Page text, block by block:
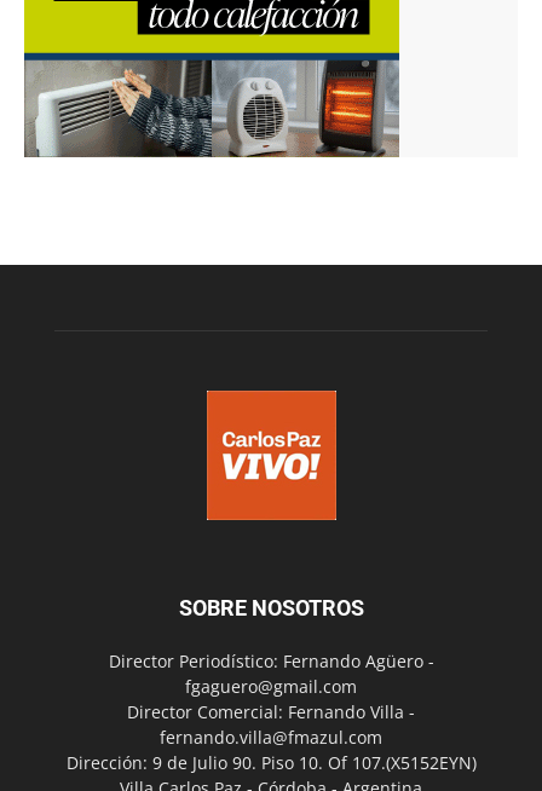
SOBRE NOSOTROS
Director Periodístico: Fernando Agüero -
fgaguero@gmail.com
Director Comercial: Fernando Villa -
fernando.villa@fmazul.com
Dirección: 9 de Julio 90. Piso 10. Of 107.(X5152EYN)